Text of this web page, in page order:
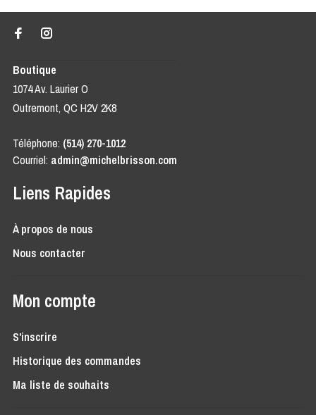
Boutique
1074 Av. Laurier O
Outremont, QC H2V 2K8
Téléphone: (514) 270-1012
Courriel: admin@michelbrisson.com
Liens Rapides
À propos de nous
Nous contacter
Mon compte
S'inscrire
Historique des commandes
Ma liste de souhaits